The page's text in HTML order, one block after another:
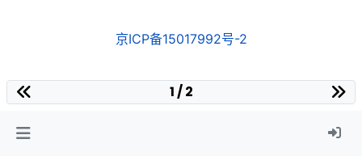
京ICP备15017992号-2
1 / 2